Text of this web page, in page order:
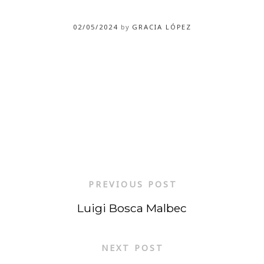
02/05/2024 by GRACIA LÓPEZ
PREVIOUS POST
Luigi Bosca Malbec
NEXT POST